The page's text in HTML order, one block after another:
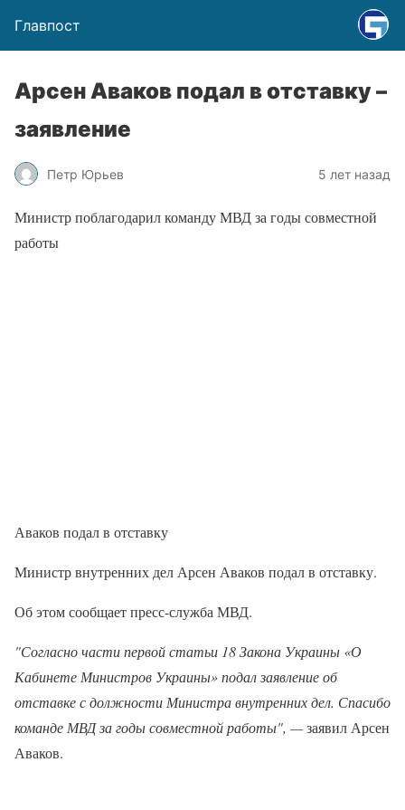
Главпост
Арсен Аваков подал в отставку –
заявление
Петр Юрьев 5 лет назад
Министр поблагодарил команду МВД за годы совместной
работы
Аваков подал в отставку
Министр внутренних дел Арсен Аваков подал в отставку.
Об этом сообщает пресс-служба МВД.
"Согласно части первой статьи 18 Закона Украины «О
Кабинете Министров Украины» подал заявление об
отставке с должности Министра внутренних дел. Спасибо
команде МВД за годы совместной работы", —заявил Арсен
Аваков.